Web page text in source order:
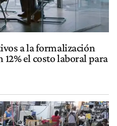
a la formalización
el costo laboral para